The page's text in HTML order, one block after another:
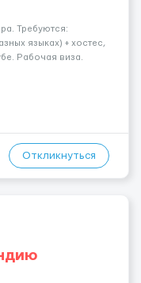
Требуются:
языках) + хостеc,
Рабочая виза.
Высокая зарплат...
Откликнуться